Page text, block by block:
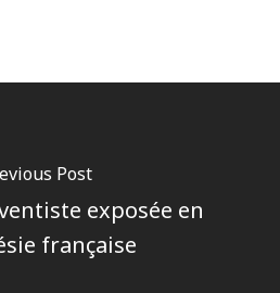
Post
exposée en
française